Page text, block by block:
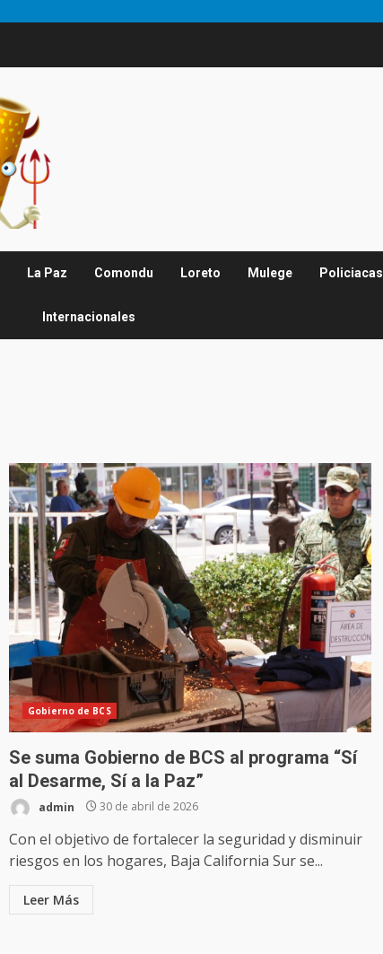
La Paz Comondu Loreto Mulege Policiacas
Internacionales
Gobierno de BCS
Se suma Gobierno de BCS al programa “Sí
al Desarme, Sí a la Paz”
admin 30 de abril de 2026
Con el objetivo de fortalecer la seguridad y disminuir
riesgos en los hogares, Baja California Sur se...
Leer Más